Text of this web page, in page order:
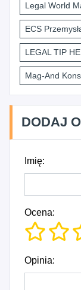
Legal World
ECS
LEGAL TIP
Mag-And
DODAJ
Imię:
Ocena:
Opinia: